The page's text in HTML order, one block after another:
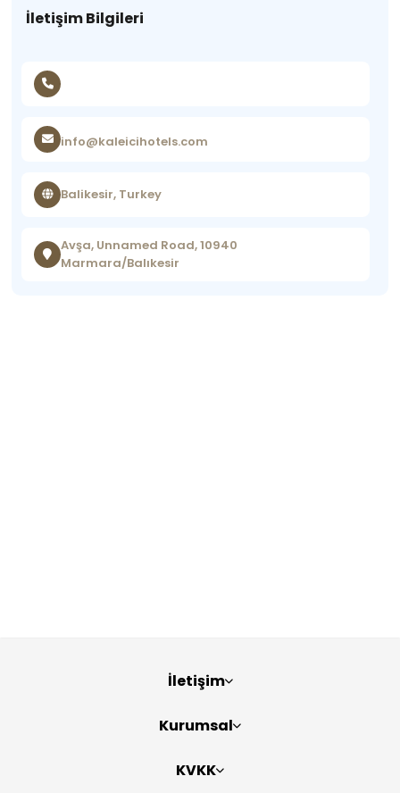
İletişim Bilgileri
info@kaleicihotels.com
Balikesir, Turkey
Avşa, Unnamed Road, 10940
Marmara/Balıkesir
İletişim
Kurumsal
KVKK